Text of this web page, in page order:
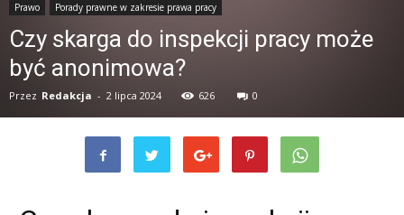
Prawo Porady prawne w zakresie prawa pracy
Czy skarga do inspekcji pracy może
być anonimowa?
Przez Redakcja - 2 lipca 2024 626 0